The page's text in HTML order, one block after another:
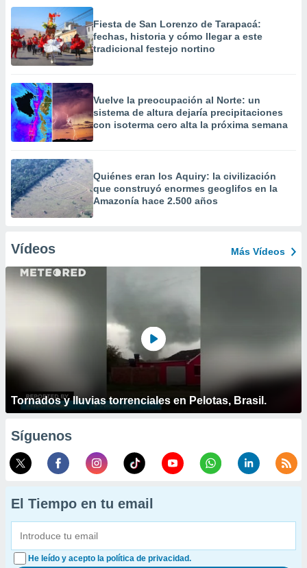
Fiesta de San Lorenzo de Tarapacá:
fechas, historia y cómo llegar a este
tradicional festejo nortino
Vuelve la preocupación al Norte: un
sistema de altura dejaría precipitaciones
con isoterma cero alta la próxima semana
Quiénes eran los Aquiry: la civilización
que construyó enormes geoglifos en la
Amazonía hace 2.500 años
Vídeos Más Vídeos
Tornados y lluvias torrenciales en Pelotas, Brasil.
Síguenos
El Tiempo en tu email
He leído y acepto la política de privacidad.